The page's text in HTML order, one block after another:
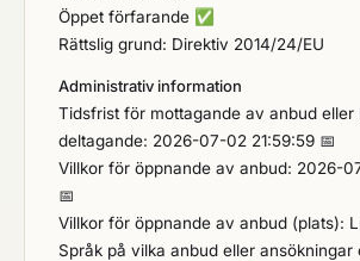
Öppet förfarande ✅
Rättslig grund: Direktiv 2014/24/EU
Administrativ information
Tidsfrist för mottagande av anbud eller
deltagande: 2026-07-02 21:59:59 📅
Villkor för öppnande av anbud: 2026-
📅
Villkor för öppnande av anbud (plats):
Språk på vilka anbud eller ansökningar